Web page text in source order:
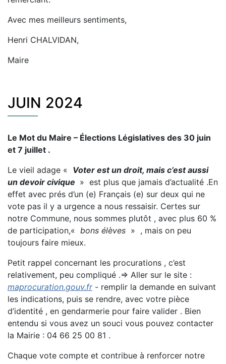
Avec mes meilleurs sentiments,
Henri CHALVIDAN,
Maire
JUIN 2024
Le Mot du Maire – Élections Législatives des 30 juin
et 7 juillet .
Le vieil adage « Voter est un droit, mais c’est aussi
un devoir civique » est plus que jamais d’actualité .En
effet avec prés d’un (e) Français (e) sur deux qui ne
vote pas il y a urgence a nous ressaisir. Certes sur
notre Commune, nous sommes plutôt , avec plus 60 %
de participation,« bons élèves » , mais on peu
toujours faire mieux.
Petit rappel concernant les procurations , c’est
relativement, peu compliqué .⇒ Aller sur le site :
maprocuration.gouv.fr- remplir la demande en suivant
les indications, puis se rendre, avec votre pièce
d’identité , en gendarmerie pour faire valider . Bien
entendu si vous avez un souci vous pouvez contacter
la Mairie : 04 66 25 00 81 .
Chaque vote compte et contribue à renforcer notre